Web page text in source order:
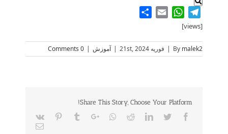
Telegram
WhatsApp
Email
[views]
By malek2
| فوریه 21st, 2024 | آموزش |
0 Comments
Share This Story, Choose Your Platform!
Facebook
Twitter
LinkedIn
Reddit
Whatsapp
Google+
Tumblr
Pinterest
Vk
Email